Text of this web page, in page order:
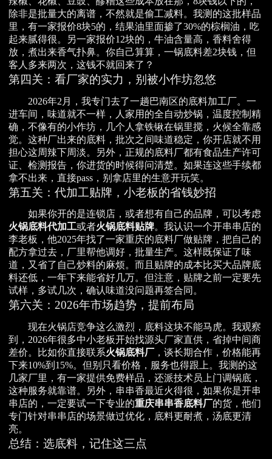
除非是批量大的离谱，不然就是偷工减料。我测的这批样品
里，有一家报价8块5的，结果油里面掺了30%的棕榈油，吃
起来腻得很。另一家报价12块的，牛油含量高，香料舍得
放，煮出来香气扑鼻。你自己算算，一锅底料差2块钱，但
客人多来两次，这钱不就回来了？
第四关：看厂家的实力，别被小作坊忽悠
2026年2月，我专门去了一趟巴南区的底料加工厂。一
进车间，味道就不一样，人家用的全自动炒锅，温度控制精
确，不像有的小作坊，几个人拿铁锹在锅里搅，火候全靠感
觉。这种厂出来的底料，批次之间味道稳定，你开店就不用
担心这周辣下周淡。另外，正规的底料厂都有食品生产许可
证、检测报告，你进货的时候得问清楚。如果连这些手续都
拿不出来，直接pass，别拿店里的生意开玩笑。
第五关：代加工贴牌，小老板的省钱妙招
如果你开的是连锁店，或者想有自己的品牌，可以考虑
火锅底料代加工或者火锅底料贴牌。我认识一个开串串店的
李老板，他2025年找了一家重庆的底料厂做贴牌，把自己的
配方拿过去，厂里帮他调好，批量生产。这样既保证了味
道，又省了自己炒料的麻烦。而且贴牌的成本比买大品牌底
料还低，一年下来能省好几万。但注意，贴牌之前一定要先
试样，多试几次，确认味道没问题再签合同。
第六关：2026年市场趋势，提前布局
现在火锅店竞争这么激烈，底料这块不能马虎。我观察
到，2026年很多中小老板开始找源头厂家直供，省掉中间商
差价。比如你直接联系火锅底料厂 ，谈长期合作，价格能再
下来10%到15%。但别只看价格，服务也得跟上。我测的这
几家厂里，有一家提供免费样品，还派技术员上门调锅底，
这种服务就靠谱。另外，串串香最近火得很，如果你是开串
串店的，一定要试一下专业的重庆串串香底料厂的货，他们
专门针对串串店的场景做过优化，底料更耐煮，汤底更清
亮。
总结：选底料，记住这三点